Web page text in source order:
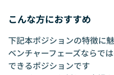
こんな方におすすめ
下記本ポジションの特徴に
ベンチャーフェーズならで
できるポジションです